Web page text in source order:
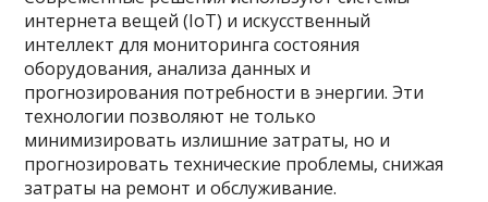
интернета вещей (IoT) и искусственный
интеллект для мониторинга состояния
оборудования, анализа данных и
прогнозирования потребности в энергии. Эти
технологии позволяют не только
минимизировать излишние затраты, но и
прогнозировать технические проблемы, снижая
затраты на ремонт и обслуживание.